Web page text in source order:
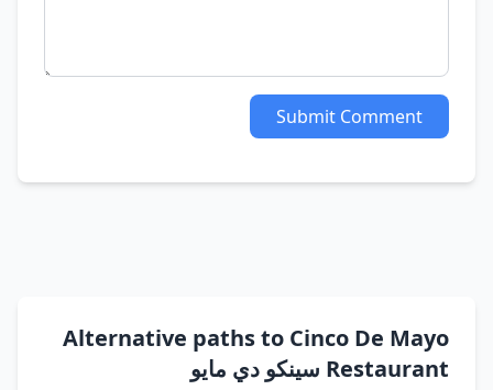
Submit Comment
Alternative paths to Cinco De Mayo
Restaurant سينكو دي مايو